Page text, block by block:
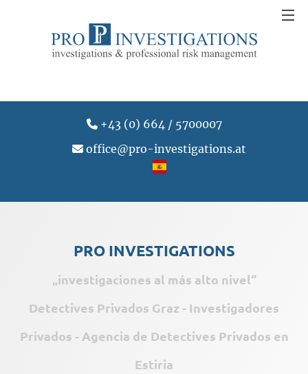
+43 (0) 664 / 5700007
office@pro-investigations.at
PRO INVESTIGATIONS
„investigaciones al más alto nivel“
Detectives Privados Graz - Investigadores
Privados - Agencia de Detectives Privados en
Estiria